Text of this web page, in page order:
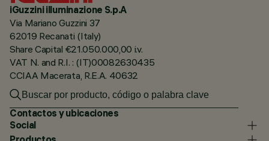
iGuzzini illuminazione S.p.A
Via Mariano Guzzini 37
62019 Recanati (Italy)
Share Capital €21.050.000,00 i.v.
VAT N. and R.I. : (IT)00082630435
CCIAA Macerata, R.E.A. 40632
Contactos y ubicaciones
Social